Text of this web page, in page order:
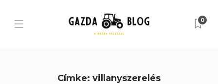
0
Címke: villanyszerelés